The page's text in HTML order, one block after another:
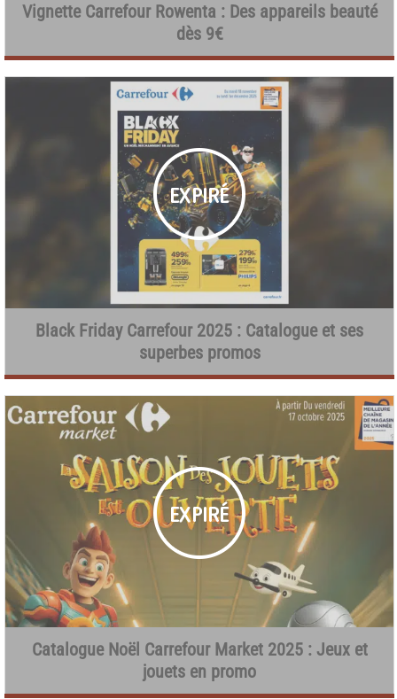
Vignette Carrefour Rowenta : Des appareils beauté
dès 9€
Black Friday Carrefour 2025 : Catalogue et ses
superbes promos
Catalogue Noël Carrefour Market 2025 : Jeux et
jouets en promo